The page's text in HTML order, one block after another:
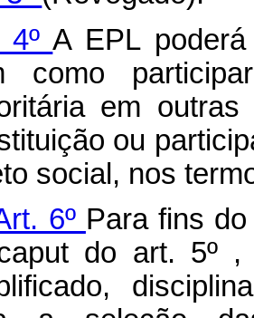
4ºA EPL
como
em
ou
social, nos
6º Para fins
do art. 5º ,